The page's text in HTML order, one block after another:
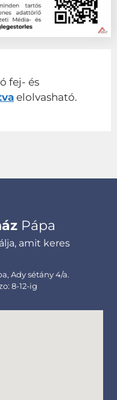
fej- és
elolvasható.
Pápa
amit keres
Ady sétány 4/a.
8-12-ig